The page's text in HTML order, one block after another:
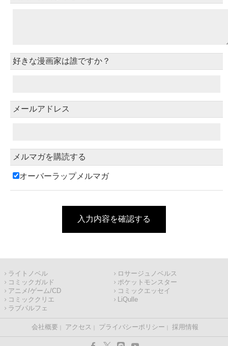
好きな漫画家は誰ですか？
メールアドレス
メルマガを購読する
オーバーラップメルマガ
入力内容を確認する
ライトノベル
ロサージュノベルス
コミックガルド
ポケットモンスター
アニメ/ゲーム/CD
コミックエッセイ
コミッククリエ
LiQulle
ラブパルフェ
会社概要 アクセス プライバシーポリシー 採用情報